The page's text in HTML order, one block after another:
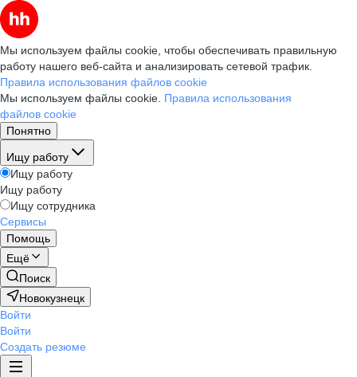
Мы используем файлы cookie, чтобы обеспечивать правильную
работу нашего веб-сайта и анализировать сетевой трафик.
Правила использования файлов cookie
Мы используем файлы cookie. Правила использования
файлов cookie
Понятно
Ищу работу
Ищу работу
Ищу работу
Ищу сотрудника
Сервисы
Помощь
Ещё
Поиск
Новокузнецк
Войти
Войти
Создать резюме